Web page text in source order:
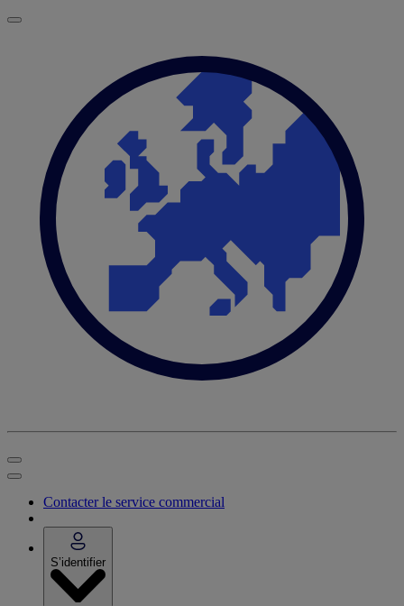
Contacter le service commercial
S’identifier